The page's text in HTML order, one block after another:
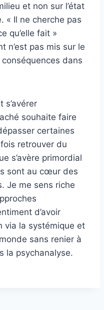
et non sur l’état
« Il ne cherche pas
qu’elle fait »
n’est pas mis sur le
dans
s’avérer
souhaite faire
certaines
retrouver du
s’avère primordial
sont au cœur des
Je me sens riche
d’avoir
via la systémique et
sans renier à
la psychanalyse.